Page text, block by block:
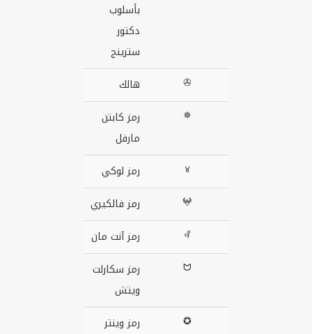
بأسلوب
دكتور
سترينج
✇ هالك
✵
رمز كابتن
مارفل
४ رمز لوكي
𖤍 رمز فالكيري
꘩ رمز آنت مان
ᗢ
رمز سكارلت
ويتش
✪
رمز وينتر